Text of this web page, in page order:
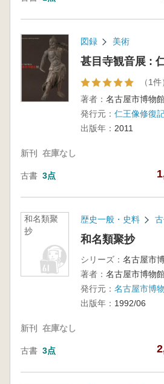
図録 美術
甚目寺観音展 :
（1件
著者： 名古屋市博物
発行元：
出版年： 2011
新刊 在庫なし
古書 3点
和名類聚
抄
歴史一般・史料
和名類聚抄
シリーズ： 名古屋市
著者： 名古屋市博物
発行元： 名古屋市博
出版年： 1992/06
新刊 在庫なし
古書 3点